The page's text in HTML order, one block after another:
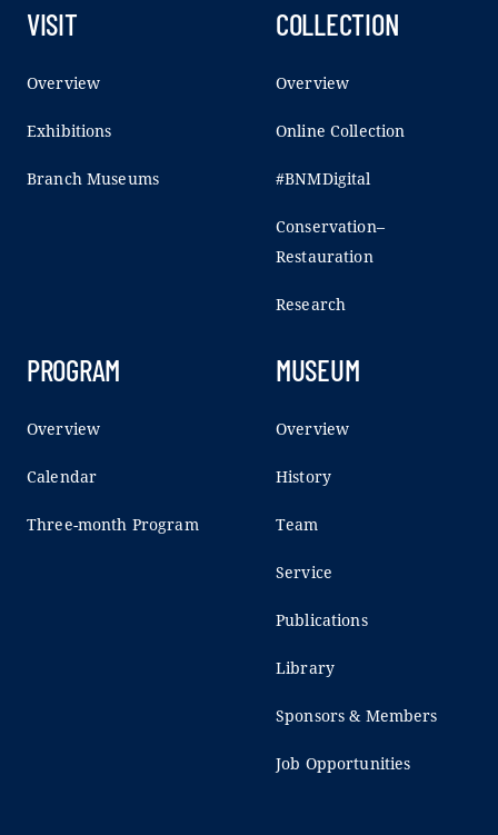
VISIT
Overview
Exhibitions
Branch Museums
COLLECTION
Overview
Online Collection
#BNMDigital
Conservation–
Restauration
Research
PROGRAM
Overview
Calendar
Three-month Program
MUSEUM
Overview
History
Team
Service
Publications
Library
Sponsors & Members
Job Opportunities